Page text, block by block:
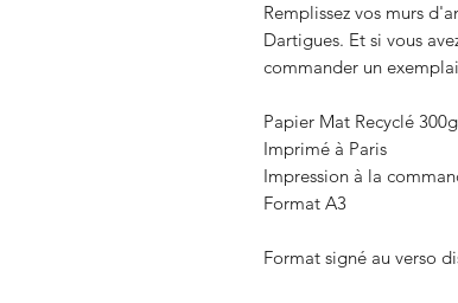
Remplissez vos murs
Dartigues. Et si vous
commander un
Papier Mat Recyclé 300g
Imprimé à Paris
Impression à la
Format A3
Format signé au verso